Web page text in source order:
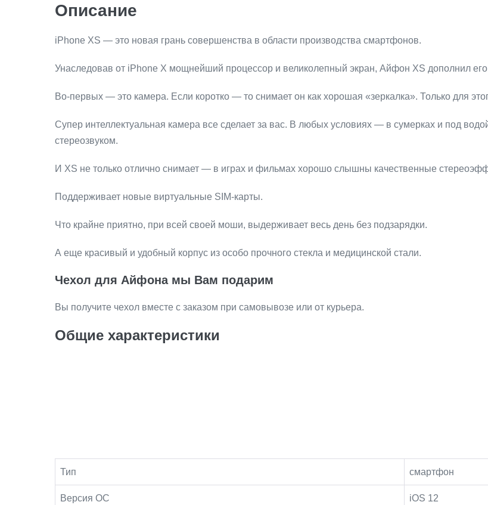
Описание
iPhone XS — это новая грань совершенства в области производства смартфонов.
Унаследовав от iPhone X мощнейший процессор и великолепный экран, Айфон XS дополнил
Во-первых — это камера. Если коротко — то снимает он как хорошая «зеркалка». Только для
Супер интеллектуальная камера все сделает за вас. В любых условиях — в сумерках и под
стереозвуком.
И XS не только отлично снимает — в играх и фильмах хорошо слышны качественные
Поддерживает новые виртуальные SIM-карты.
Что крайне приятно, при всей своей моши, выдерживает весь день без подзарядки.
А еще красивый и удобный корпус из особо прочного стекла и медицинской стали.
Чехол для Айфона мы Вам подарим
Вы получите чехол вместе с заказом при самовывозе или от курьера.
Общие характеристики
Тип смартфон
Версия ОС iOS 12